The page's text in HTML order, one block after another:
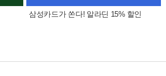
삼성카드가 쏜다! 알라딘 15% 할인